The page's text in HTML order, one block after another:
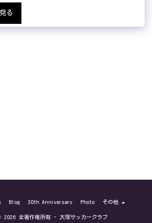
る
Blog 30th Anniversary Photo その他
2026 全著作権所有 - 大塚サッカークラブ